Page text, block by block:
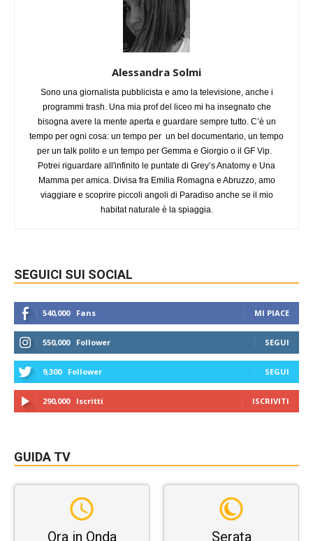
Alessandra Solmi
Sono una giornalista pubblicista e amo la televisione, anche i
programmi trash. Una mia prof del liceo mi ha insegnato che
bisogna avere la mente aperta e guardare sempre tutto. C’è un
tempo per ogni cosa: un tempo per un bel documentario, un tempo
per un talk polito e un tempo per Gemma e Giorgio o il GF Vip.
Potrei riguardare all'infinito le puntate di Grey’s Anatomy e Una
Mamma per amica. Divisa fra Emilia Romagna e Abruzzo, amo
viaggiare e scoprire piccoli angoli di Paradiso anche se il mio
habitat naturale è la spiaggia.
SEGUICI SUI SOCIAL
540,000 Fans MI PIACE
550,000 Follower SEGUI
9,300 Follower SEGUI
290,000 Iscritti ISCRIVITI
GUIDA TV
Ora in Onda Serata